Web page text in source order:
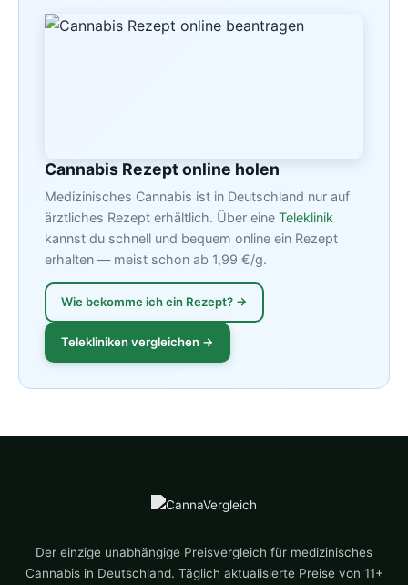
Cannabis Rezept online holen
Medizinisches Cannabis ist in Deutschland nur auf
ärztliches Rezept erhältlich. Über eine Teleklinik
kannst du schnell und bequem online ein Rezept
erhalten — meist schon ab 1,99 €/g.
Wie bekomme ich ein Rezept? →
Telekliniken vergleichen →
Der einzige unabhängige Preisvergleich für medizinisches
Cannabis in Deutschland. Täglich aktualisierte Preise von 11+